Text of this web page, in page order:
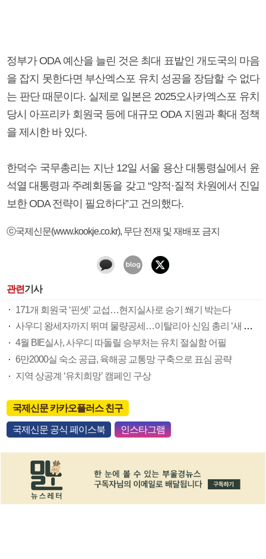
정부가 ODA 예산을 늘린 것은 최대 표밭인 개도국의 마음
을 잡지 못한다면 부산엑스포 유치 성공을 장담할 수 없다
는 판단 때문이다. 실제로 일본은 2025오사카엑스포 유치
당시 아프리카 회원국 등에 대규모 ODA 지원과 확대 정책
을 제시한 바 있다.
한덕수 국무총리는 지난 12일 서울 용산 대통령실에서 윤
석열 대통령과 주례회동을 갖고 “양적·질적 차원에서 진일
보한 ODA 전략이 필요하다”고 건의했다.
ⓒ국제신문(www.kookje.co.kr), 무단 전재 및 재배포 금지
관련기사
171개 회원국 ‘핀셋’ 교섭…현지실사로 승기 쐐기 박는다
사우디 왕세자까지 뛰며 물량공세…이탈리아 신임 총리 ‘새 복병’
4월 BIE실사, 사우디 따돌릴 승부처는 유치 절실함 어필
6만2000실 숙소 공급, 육해공 교통망 구축으로 표심 공략
지역 상공계 ‘유치희망’ 캠페인 구상
국제신문 카카오플러스 친구
국제신문 공식 페이스북 인스타그램